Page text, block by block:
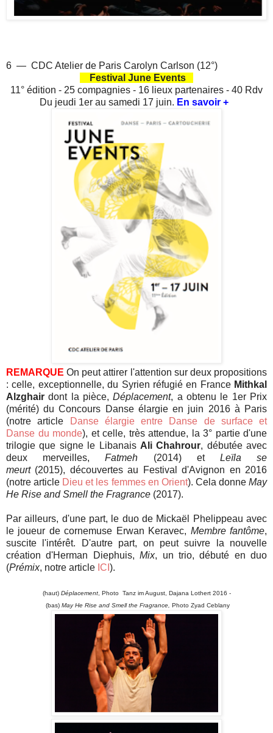
6 — CDC Atelier de Paris Carolyn Carlson (12°)
Festival June Events
11° édition - 25 compagnies - 16 lieux partenaires - 40 Rdv
Du jeudi 1er au samedi 17 juin. En savoir +
REMARQUE On peut attirer l'attention sur deux propositions
: celle, exceptionnelle, du Syrien réfugié en France Mithkal
Alzghair dont la pièce,Déplacement, a obtenu le 1er Prix
(mérité) du Concours Danse élargie en juin 2016 à Paris
(notre article
Danse élargie entre Danse de surface et
Danse du monde), et celle, très attendue, la 3° partie d'une
trilogie que signe le Libanais Ali Chahrour, débutée avec
deux merveilles,Fatmeh (2014) et Leïla se
meurt(2015), découvertes au Festival d'Avignon en 2016
(notre article Dieu et les femmes en Orient). Cela donneMay
He Rise and Smell the Fragrance (2017).
Par ailleurs, d'une part, le duo de Mickaël Phelippeau avec
le joueur de cornemuse Erwan Keravec, Membre fantôme,
suscite l'intérêt. D'autre part, on peut suivre la nouvelle
créationd'Herman Diephuis,Mix, un trio, débuté en duo
(Prémix, notre article ICI ).
(haut) Déplacement, Photo Tanz im August, Dajana Lothert 2016 -
(bas) May He Rise and Smell the Fragrance, Photo Zyad Ceblany